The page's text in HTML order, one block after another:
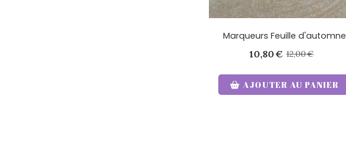
Marqueurs Feuille d'automne
10,80€ 12,00€
AJOUTER AU PANIER